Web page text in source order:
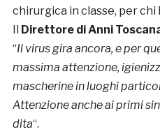
chirurgica in classe, per chi
Direttore di Anni
“Il virus gira ancora, e per
massima attenzione,
mascherine in luoghi
Attenzione anche ai primi
dita“.